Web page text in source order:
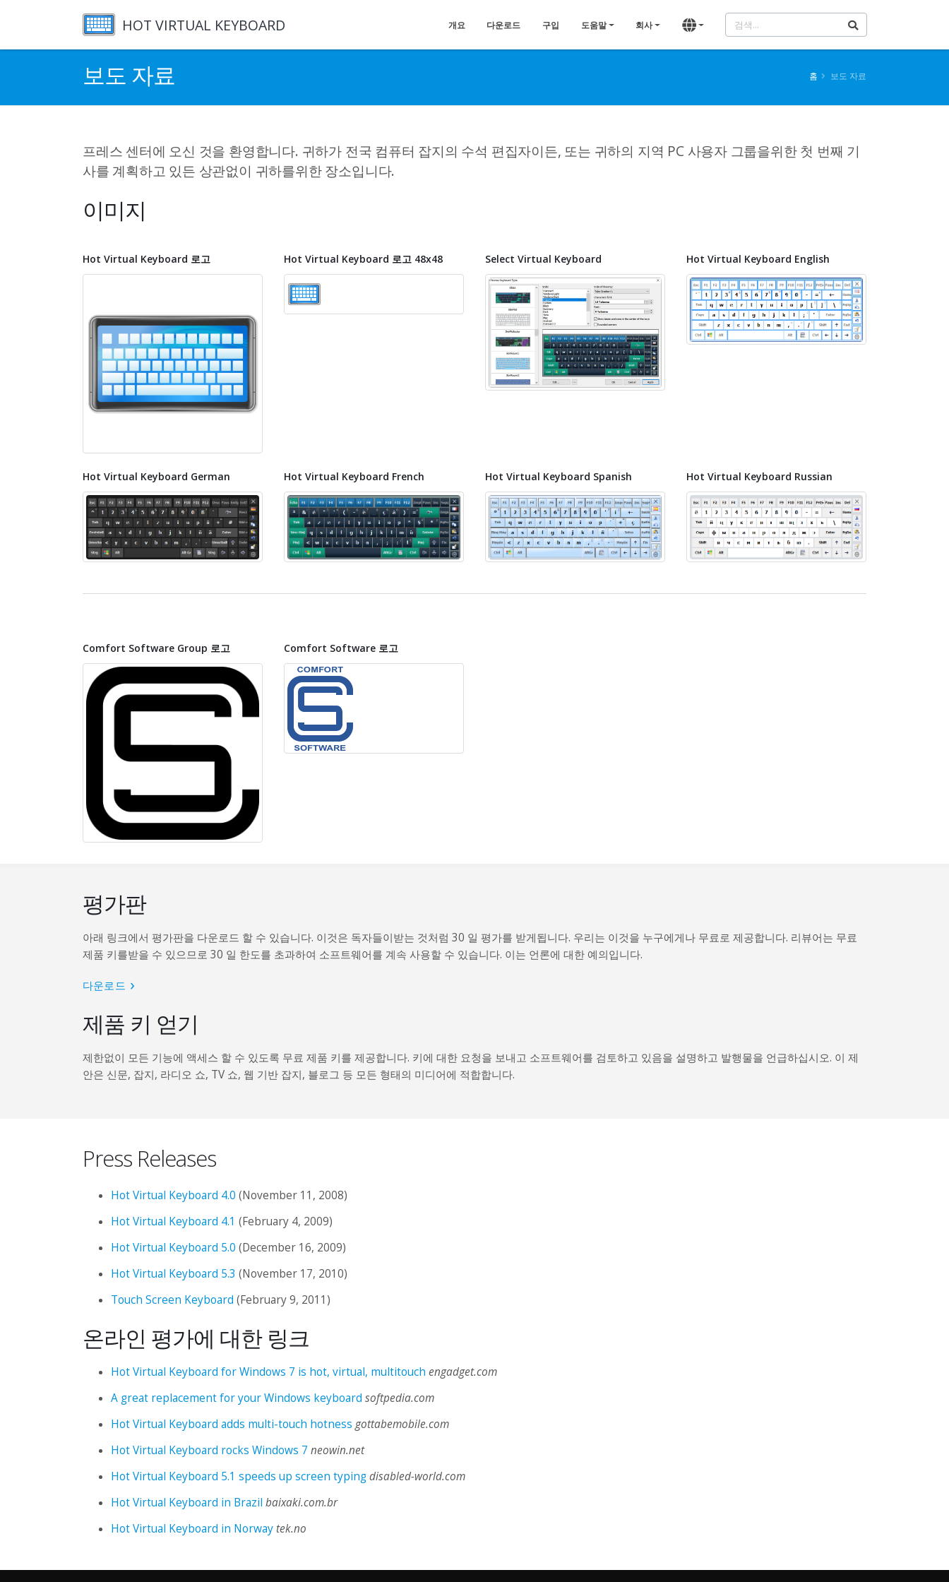
HOT VIRTUAL KEYBOARD 개요 다운로드 구입 도움말 회사
보도 자료 홈 보도 자료
프레스 센터에 오신 것을 환영합니다. 귀하가 전국 컴퓨터 잡지의 수석 편집자이든, 또는 귀하의 지역 PC 사용자 그룹을위한 첫 번째 기
사를 계획하고 있든 상관없이 귀하를위한 장소입니다.
이미지
Hot Virtual Keyboard 로고 Hot Virtual Keyboard 로고 48x48 Select Virtual Keyboard Hot Virtual Keyboard English
Hot Virtual Keyboard German Hot Virtual Keyboard French Hot Virtual Keyboard Spanish Hot Virtual Keyboard Russian
Comfort Software Group 로고 Comfort Software 로고
평가판
아래 링크에서 평가판을 다운로드 할 수 있습니다. 이것은 독자들이받는 것처럼 30 일 평가를 받게됩니다. 우리는 이것을 누구에게나 무료로 제공합니다. 리뷰어는 무료
제품 키를받을 수 있으므로 30 일 한도를 초과하여 소프트웨어를 계속 사용할 수 있습니다. 이는 언론에 대한 예의입니다.
다운로드
제품 키 얻기
제한없이 모든 기능에 액세스 할 수 있도록 무료 제품 키를 제공합니다. 키에 대한 요청을 보내고 소프트웨어를 검토하고 있음을 설명하고 발행물을 언급하십시오. 이 제
안은 신문, 잡지, 라디오 쇼, TV 쇼, 웹 기반 잡지, 블로그 등 모든 형태의 미디어에 적합합니다.
Press Releases
Hot Virtual Keyboard 4.0 (November 11, 2008)
Hot Virtual Keyboard 4.1 (February 4, 2009)
Hot Virtual Keyboard 5.0 (December 16, 2009)
Hot Virtual Keyboard 5.3 (November 17, 2010)
Touch Screen Keyboard (February 9, 2011)
온라인 평가에 대한 링크
Hot Virtual Keyboard for Windows 7 is hot, virtual, multitouch engadget.com
A great replacement for your Windows keyboard softpedia.com
Hot Virtual Keyboard adds multi-touch hotness gottabemobile.com
Hot Virtual Keyboard rocks Windows 7 neowin.net
Hot Virtual Keyboard 5.1 speeds up screen typingdisabled-world.com
Hot Virtual Keyboard in Brazil baixaki.com.br
Hot Virtual Keyboard in Norway tek.no